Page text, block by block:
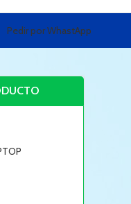
Pedir por WhastApp